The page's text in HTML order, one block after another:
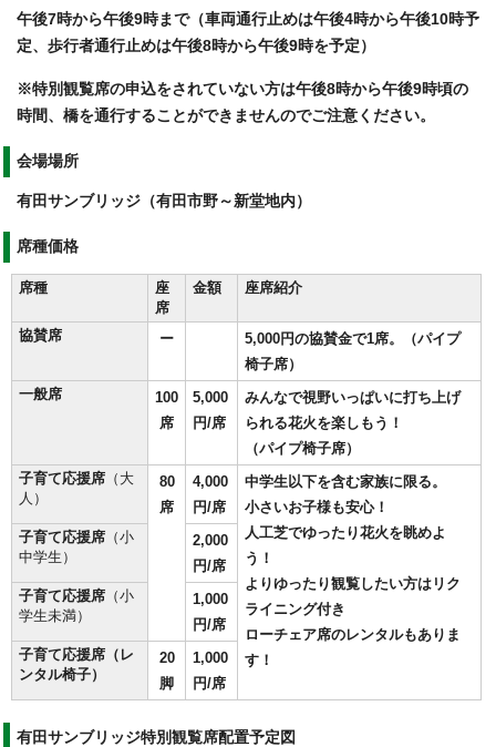
午後7時から午後9時まで（車両通行止めは午後4時から午後10時予
定、歩行者通行止めは午後8時から午後9時を予定）
※特別観覧席の申込をされていない方は午後8時から午後9時頃の
時間、橋を通行することができませんのでご注意ください。
会場場所
有田サンブリッジ（有田市野～新堂地内）
席種価格
席種
座
席
金額 座席紹介
協賛席 ー
5,000円の協賛金で1席。（パイプ
椅子席）
一般席
100
席
5,000
円/席
みんなで視野いっぱいに打ち上げ
られる花火を楽しもう！
（パイプ椅子席）
子育て応援席 （大
人）
80
席
4,000
円/席
中学生以下を含む家族に限る。
小さいお子様も安心！
人工芝でゆったり花火を眺めよ
う！
よりゆったり観覧したい方はリク
ライニング付き
ローチェア席のレンタルもありま
す！
子育て応援席 （小
中学生）
2,000
円/席
子育て応援席 （小
学生未満）
1,000
円/席
子育て応援席（レ
ンタル椅子）
20
脚
1,000
円/席
有田サンブリッジ特別観覧席配置予定図